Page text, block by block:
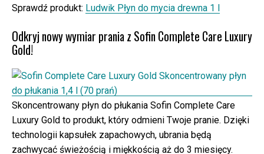
Sprawdź produkt: Ludwik Płyn do mycia drewna 1 l
Odkryj nowy wymiar prania z Sofin Complete Care Luxury
Gold!
Skoncentrowany płyn do płukania Sofin Complete Care
Luxury Gold to produkt, który odmieni Twoje pranie. Dzięki
technologii kapsułek zapachowych, ubrania będą
zachwycać świeżością i miękkością aż do 3 miesięcy.